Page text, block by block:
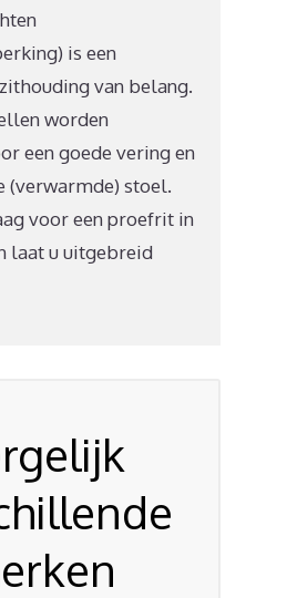
is een
van belang.
worden
een goede vering en
(verwarmde) stoel.
voor een proefrit in
laat u uitgebreid